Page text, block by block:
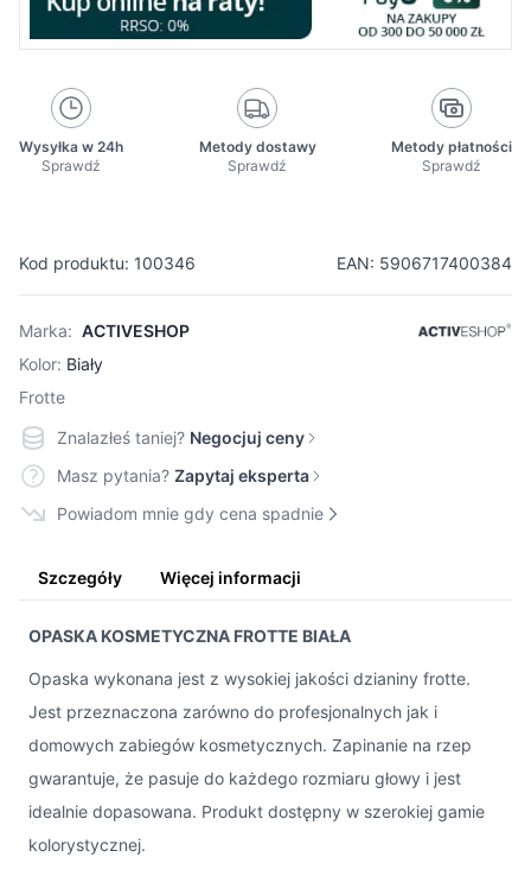
Kod produktu: 100346 EAN: 5906717400384
Marka: ACTIVESHOP
Kolor: Biały
Frotte
Wysyłka w 24h
Sprawdź
Metody dostawy
Sprawdź
Metody płatności
Sprawdź
Znalazłeś taniej? Negocjuj ceny
Masz pytania? Zapytaj eksperta
Powiadom mnie gdy cena spadnie
Szczegóły Więcej informacji
OPASKA KOSMETYCZNA FROTTE BIAŁA
Opaska wykonana jest z wysokiej jakości dzianiny frotte.
Jest przeznaczona zarówno do profesjonalnych jak i
domowych zabiegów kosmetycznych. Zapinanie na rzep
gwarantuje, że pasuje do każdego rozmiaru głowy i jest
idealnie dopasowana. Produkt dostępny w szerokiej gamie
kolorystycznej.